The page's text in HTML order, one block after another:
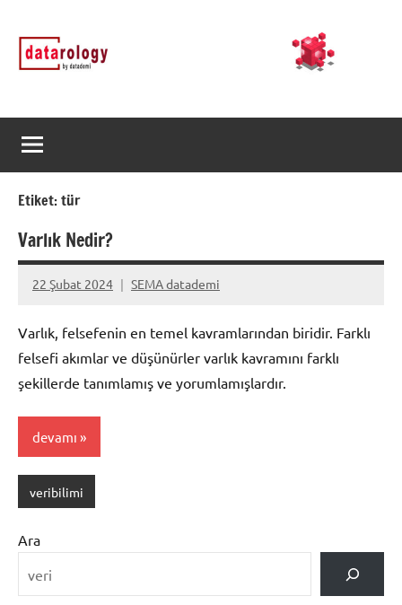
geçDATArology
by
rology
Etiket:tür
Varlık Nedir?
22 Şubat 2024 SEMA datademi
Yorum
Varlık, felsefenin en temel kavramlarından biridir. Farklı
felsefi akımlar ve düşünürler varlık kavramını farklı
şekillerde tanımlamış ve yorumlamışlardır.
devamı
veribilimi
Ara